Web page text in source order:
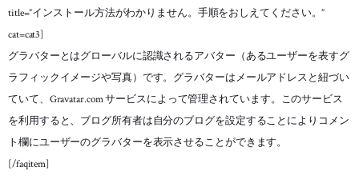
title=”インストール方法がわかりません。手順をおしえてください。”
cat=cat3]
グラバターとはグローバルに認識されるアバター（あるユーザーを表すグ
ラフィックイメージや写真）です。グラバターはメールアドレスと紐づい
ていて、Gravatar.com サービスによって管理されています。このサービス
を利用すると、ブログ所有者は自分のブログを設定することによりコメン
ト欄にユーザーのグラバターを表示させることができます。
[/faqitem]